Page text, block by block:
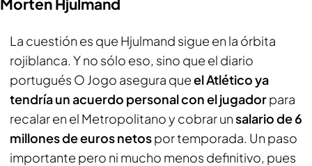
Morten Hjulmand
La cuestión es que Hjulmand sigue en la órbita
rojiblanca. Y no sólo eso, sino que el diario
portugués O Jogo asegura queel Atlético ya
tendría un acuerdo personal con el jugadorpara
recalar en el Metropolitano y cobrar unsalario de 6
millones de euros netospor temporada. Un paso
importante pero ni mucho menos definitivo, pues